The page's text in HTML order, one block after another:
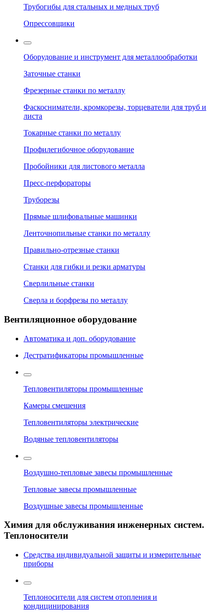
Трубогибы для стальных и медных труб
Опрессовщики
Оборудование и инструмент для металлообработки
Заточные станки
Фрезерные станки по металлу
Фаскосниматели, кромкорезы, торцеватели для труб и
листа
Токарные станки по металлу
Профилегибочное оборудование
Пробойники для листового металла
Пресс-перфораторы
Труборезы
Прямые шлифовальные машинки
Ленточнопильные станки по металлу
Правильно-отрезные станки
Станки для гибки и резки арматуры
Сверлильные станки
Сверла и борфрезы по металлу
Вентиляционное оборудование
Автоматика и доп. оборудование
Дестратификаторы промышленные
Тепловентиляторы промышленные
Камеры смешения
Тепловентиляторы электрические
Водяные тепловентиляторы
Воздушно-тепловые завесы промышленные
Тепловые завесы промышленные
Воздушные завесы промышленные
Химия для обслуживания инженерных систем.
Теплоносители
Средства индивидуальной защиты и измерительные
приборы
Теплоносители для систем отопления и
кондицинирования